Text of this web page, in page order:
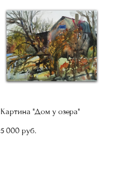
Картина "Дом у озера"
5 000 pуб.